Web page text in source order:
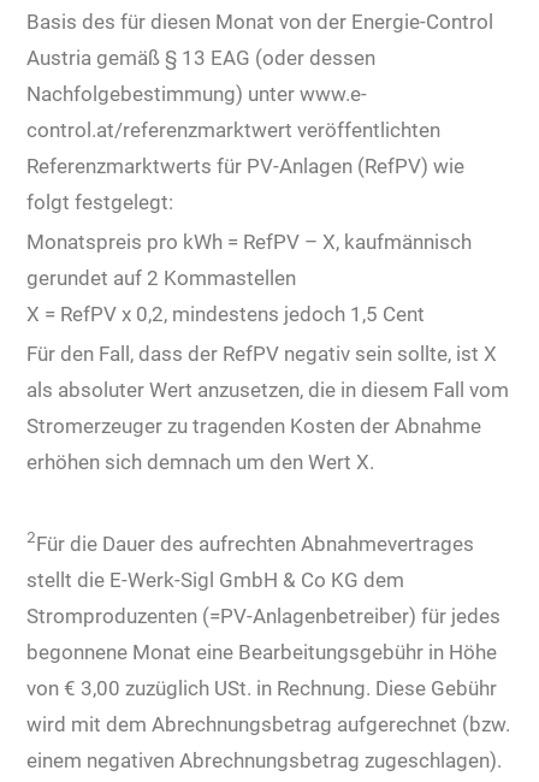
Basis des für diesen Monat von der Energie-Control
Austria gemäß § 13 EAG (oder dessen
Nachfolgebestimmung) unter www.e-
control.at/referenzmarktwert veröffentlichten
Referenzmarktwerts für PV-Anlagen (RefPV) wie
folgt festgelegt:
Monatspreis pro kWh = RefPV – X, kaufmännisch
gerundet auf 2 Kommastellen
X = RefPV x 0,2, mindestens jedoch 1,5 Cent
Für den Fall, dass der RefPV negativ sein sollte, ist X
als absoluter Wert anzusetzen, die in diesem Fall vom
Stromerzeuger zu tragenden Kosten der Abnahme
erhöhen sich demnach um den Wert X.
2Für die Dauer des aufrechten Abnahmevertrages
stellt die E-Werk-Sigl GmbH & Co KG dem
Stromproduzenten (=PV-Anlagenbetreiber) für jedes
begonnene Monat eine Bearbeitungsgebühr in Höhe
von € 3,00 zuzüglich USt. in Rechnung. Diese Gebühr
wird mit dem Abrechnungsbetrag aufgerechnet (bzw.
einem negativen Abrechnungsbetrag zugeschlagen).